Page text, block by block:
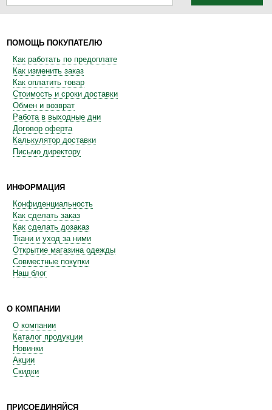
ПОМОЩЬ ПОКУПАТЕЛЮ
Как работать по предоплате
Как изменить заказ
Как оплатить товар
Стоимость и сроки доставки
Обмен и возврат
Работа в выходные дни
Договор оферта
Калькулятор доставки
Письмо директору
ИНФОРМАЦИЯ
Конфиденциальность
Как сделать заказ
Как сделать дозаказ
Ткани и уход за ними
Открытие магазина одежды
Совместные покупки
Наш блог
О КОМПАНИИ
О компании
Каталог продукции
Новинки
Акции
Скидки
ПРИСОЕДИНЯЙСЯ